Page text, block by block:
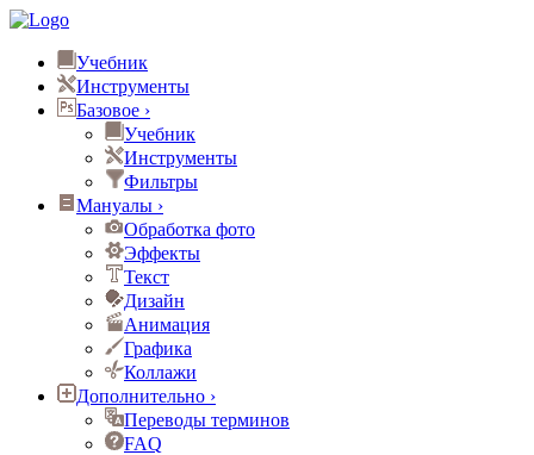
Учебник
Инструменты
Базовое ›
Учебник
Инструменты
Фильтры
Мануалы ›
Обработка фото
Эффекты
Текст
Дизайн
Анимация
Графика
Коллажи
Дополнительно ›
Переводы терминов
FAQ